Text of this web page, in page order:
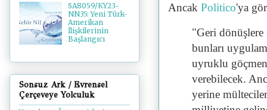
Ancak Politico'ya
"Geri
bunları
uyruklu
verebilecek.
yerine
SA8059/KY23-
NN35: Yeni Türk-
Amerikan
İlişkilerinin
Başlangıcı
Sonsuz Ark / Evrensel
Çerçeveye Yolculuk